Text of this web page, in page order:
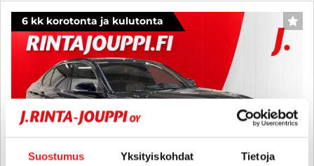
Suostumus Yksityiskohdat Tietoja
6 kk korotonta ja kulutonta